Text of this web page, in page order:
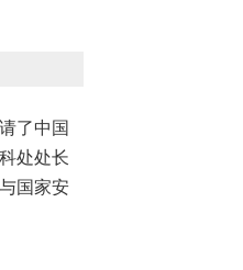
了中国
处处长
国家安